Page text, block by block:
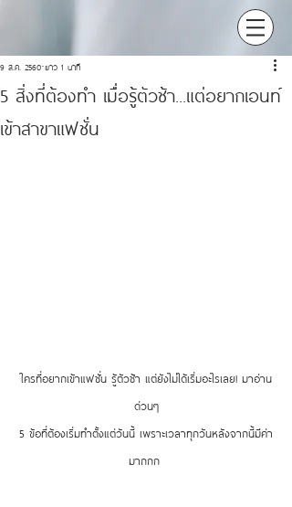
5 สิ่งที่ต้องทำ เมื่อรู้ตัวช้า...แต่อยากเอนท์
เข้าสาขาแฟชั่น
9 ส.ค. 2560 ยาว 1 นาที
ใครที่อยากเข้าแฟชั่น รู้ตัวช้า แต่ยังไม่ได้เริ่มอะไรเลย! มาอ่าน
ด่วนๆ
5 ข้อที่ต้องเริ่มทำตั้งแต่วันนี้ เพราะเวลาทุกวันหลังจากนี้มีค่า
มากกก